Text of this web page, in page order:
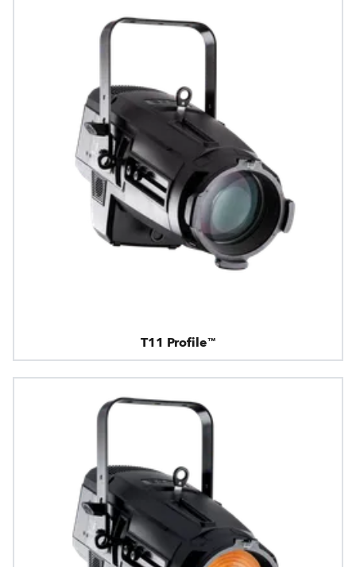
T11 Profile™